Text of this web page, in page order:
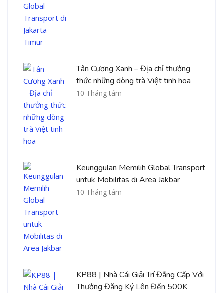
Tân Cương Xanh – Địa chỉ thưởng
thức những dòng trà Việt tinh hoa
10 Tháng tám
Keunggulan Memilih Global Transport
untuk Mobilitas di Area Jakbar
10 Tháng tám
KP88 | Nhà Cái Giải Trí Đẳng Cấp Với
Thưởng Đăng Ký Lên Đến 500K